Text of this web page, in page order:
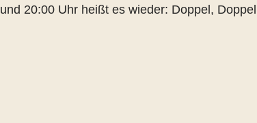
20:00 Uhr heißt es wieder: Doppel,